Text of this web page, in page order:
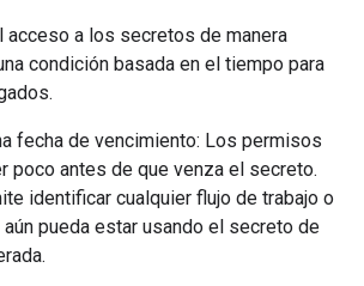
acceso a los secretos de manera
condición basada en el tiempo para
fecha de vencimiento: Los permisos
poco antes de que venza el secreto.
identificar cualquier flujo de trabajo o
pueda estar usando el secreto de